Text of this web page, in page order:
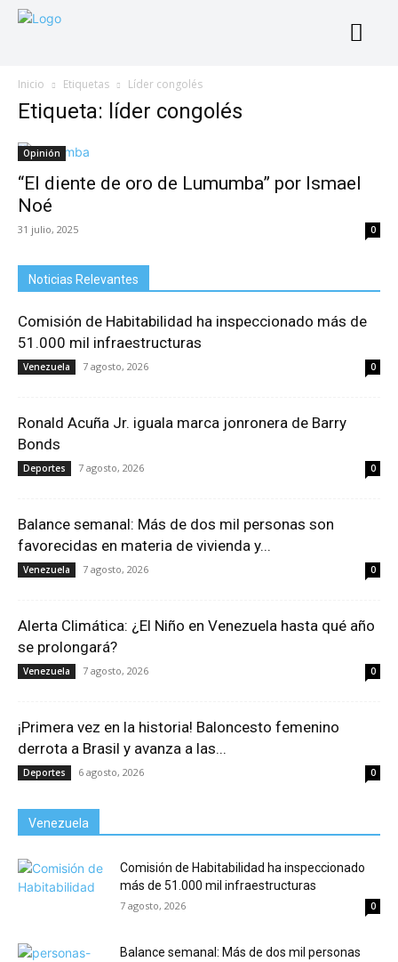
Inicio Etiquetas Líder congolés
Etiqueta: líder congolés
Opinión
“El diente de oro de Lumumba” por Ismael
Noé
31 julio, 2025 0
Noticias Relevantes
Comisión de Habitabilidad ha inspeccionado más de
51.000 mil infraestructuras
Venezuela 7 agosto, 2026 0
Ronald Acuña Jr. iguala marca jonronera de Barry
Bonds
Deportes 7 agosto, 2026 0
Balance semanal: Más de dos mil personas son
favorecidas en materia de vivienda y...
Venezuela 7 agosto, 2026 0
Alerta Climática: ¿El Niño en Venezuela hasta qué año
se prolongará?
Venezuela 7 agosto, 2026 0
¡Primera vez en la historia! Baloncesto femenino
derrota a Brasil y avanza a las...
Deportes 6 agosto, 2026 0
Venezuela
Comisión de Habitabilidad ha inspeccionado
más de 51.000 mil infraestructuras
7 agosto, 2026 0
Balance semanal: Más de dos mil personas